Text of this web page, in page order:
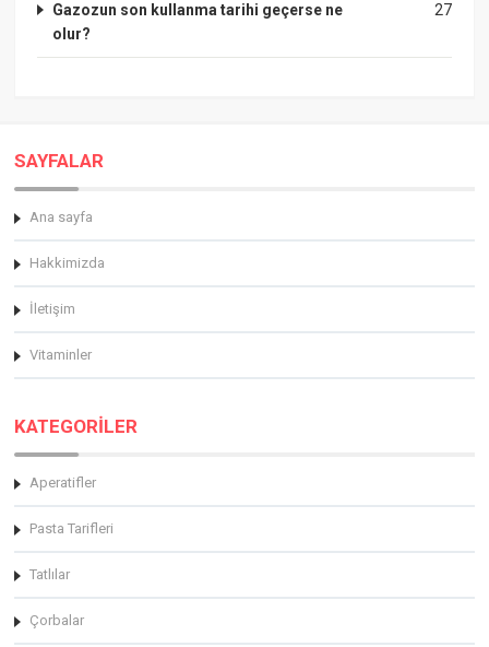
27
Gazozun son kullanma tarihi geçerse ne
olur?
SAYFALAR
Ana sayfa
Hakkimizda
İletişim
Vitaminler
KATEGORİLER
Aperatifler
Pasta Tarifleri
Tatlılar
Çorbalar